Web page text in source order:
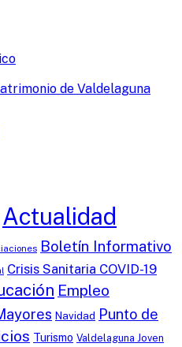
de Valdelaguna
Actualidad
Boletín Informativo
Crisis Sanitaria COVID-19
Empleo
Navidad Punto de
Turismo Valdelaguna Joven